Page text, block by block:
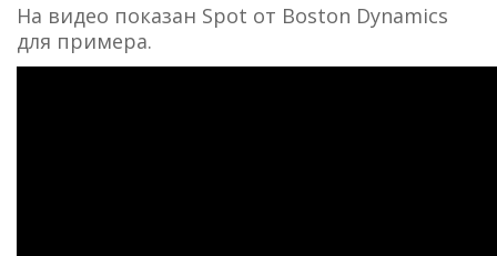
На видео показан Spot от Boston Dynamics
для примера.